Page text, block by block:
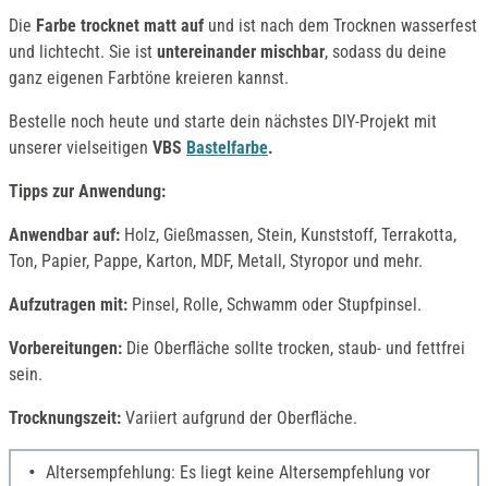
Die Farbe trocknet matt auf und ist nach dem Trocknen wasserfest
und lichtecht. Sie ist untereinander mischbar, sodass du deine
ganz eigenen Farbtöne kreieren kannst.
Bestelle noch heute und starte dein nächstes DIY-Projekt mit
unserer vielseitigen VBS Bastelfarbe.
Tipps zur Anwendung:
Anwendbar auf: Holz, Gießmassen, Stein, Kunststoff, Terrakotta,
Ton, Papier, Pappe, Karton, MDF, Metall, Styropor und mehr.
Aufzutragen mit: Pinsel, Rolle, Schwamm oder Stupfpinsel.
Vorbereitungen: Die Oberfläche sollte trocken, staub- und fettfrei
sein.
Trocknungszeit: Variiert aufgrund der Oberfläche.
Altersempfehlung: Es liegt keine Altersempfehlung vor